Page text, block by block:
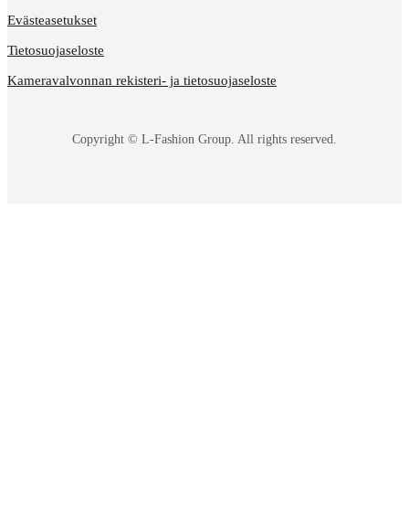
Copyright © L-Fashion Group. All rights reserved.
Evästeasetukset
Tietosuojaseloste
Kameravalvonnan rekisteri- ja tietosuojaseloste